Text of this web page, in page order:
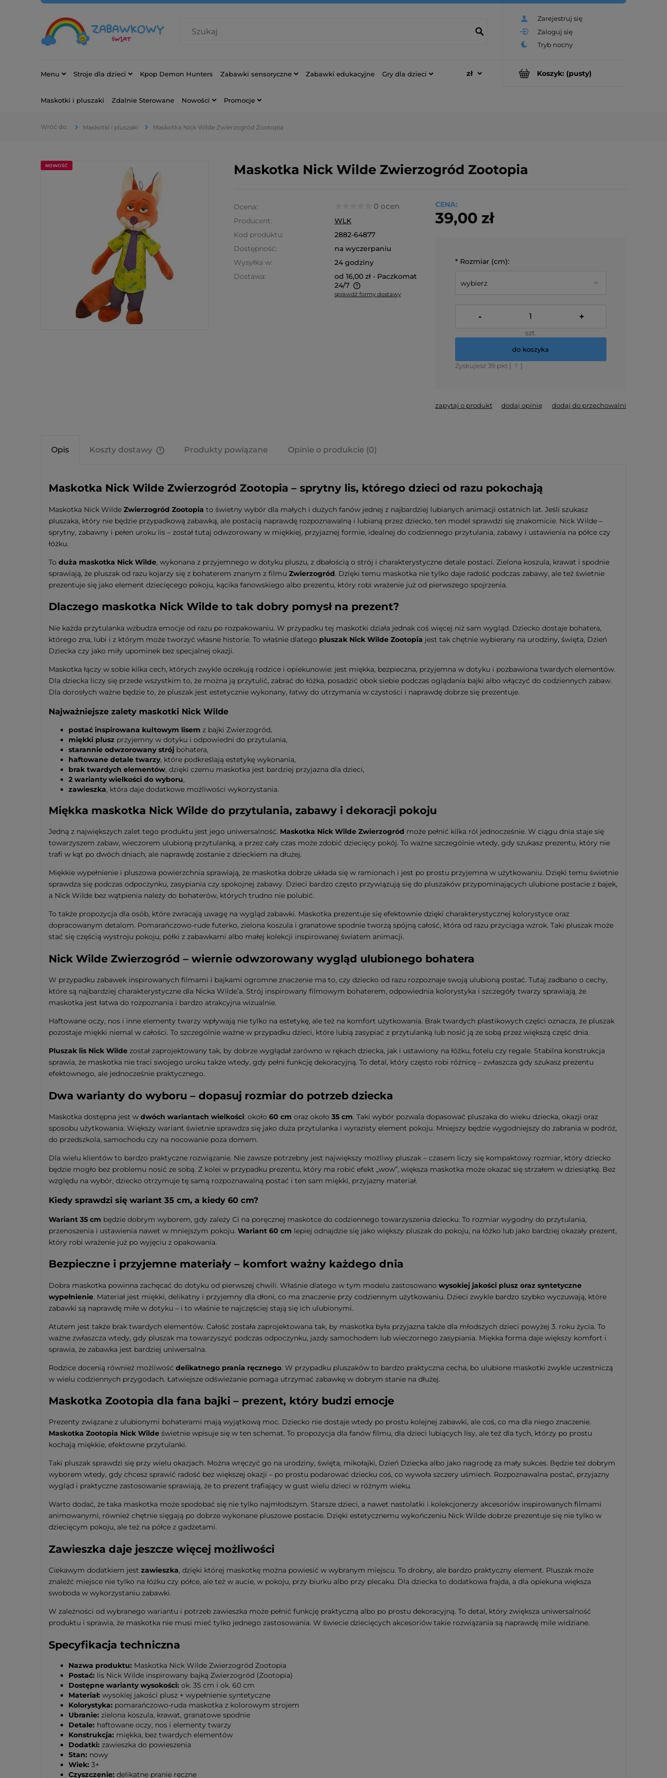
Zarejestruj się
Zaloguj się
Koszyk: (pusty)
Menu Stroje dla dzieci Kpop Demon Hunters Zabawki sensoryczne Zabawki edukacyjne Gry dla dzieci
Maskotki i pluszaki Zdalnie Sterowane Nowości Promocje
Maskotki i pluszaki Maskotka Nick Wilde Zwierzogród Zootopia
Maskotka Nick Wilde Zwierzogród Zootopia
NOWOŚĆ
Ocena: 0 ocen
Producent:
WLK
Kod produktu:
2882-64877
Dostępność:
na wyczerpaniu
Wysyłka w:
24 godziny
Dostawa:
od 16,00 zł - Paczkomat
24/7
sprawdź formy dostawy
CENA:
39,00 zł
* Rozmiar (cm):
- +
szt.
do koszyka
Zyskujesz 39 pkt [ ? ]
zapytaj o produkt dodaj opinię dodaj do przechowalni
Opis Koszty dostawy Produkty powiązane Opinie o produkcie (0)
Maskotka Nick Wilde Zwierzogród Zootopia – sprytny lis, którego dzieci od razu pokochają
Maskotka Nick Wilde Zwierzogród Zootopia to świetny wybór dla małych i dużych fanów jednej z najbardziej lubianych animacji ostatnich lat. Jeśli szukasz
pluszaka, który nie będzie przypadkową zabawką, ale postacią naprawdę rozpoznawalną i lubianą przez dziecko, ten model sprawdzi się znakomicie. Nick Wilde –
sprytny, zabawny i pełen uroku lis – został tutaj odwzorowany w miękkiej, przyjaznej formie, idealnej do codziennego przytulania, zabawy i ustawienia na półce czy
łóżku.
To duża maskotka Nick Wilde, wykonana z przyjemnego w dotyku pluszu, z dbałością o strój i charakterystyczne detale postaci. Zielona koszula, krawat i spodnie
sprawiają, że pluszak od razu kojarzy się z bohaterem znanym z filmu Zwierzogród. Dzięki temu maskotka nie tylko daje radość podczas zabawy, ale też świetnie
prezentuje się jako element dziecięcego pokoju, kącika fanowskiego albo prezentu, który robi wrażenie już od pierwszego spojrzenia.
Dlaczego maskotka Nick Wilde to tak dobry pomysł na prezent?
Nie każda przytulanka wzbudza emocje od razu po rozpakowaniu. W przypadku tej maskotki działa jednak coś więcej niż sam wygląd. Dziecko dostaje bohatera,
którego zna, lubi i z którym może tworzyć własne historie. To właśnie dlatego pluszak Nick Wilde Zootopia jest tak chętnie wybierany na urodziny, święta, Dzień
Dziecka czy jako miły upominek bez specjalnej okazji.
Maskotka łączy w sobie kilka cech, których zwykle oczekują rodzice i opiekunowie: jest miękka, bezpieczna, przyjemna w dotyku i pozbawiona twardych elementów.
Dla dziecka liczy się przede wszystkim to, że można ją przytulić, zabrać do łóżka, posadzić obok siebie podczas oglądania bajki albo włączyć do codziennych zabaw.
Dla dorosłych ważne będzie to, że pluszak jest estetycznie wykonany, łatwy do utrzymania w czystości i naprawdę dobrze się prezentuje.
Najważniejsze zalety maskotki Nick Wilde
postać inspirowana kultowym lisem z bajki Zwierzogród,
miękki plusz przyjemny w dotyku i odpowiedni do przytulania,
starannie odwzorowany strój bohatera,
haftowane detale twarzy, które podkreślają estetykę wykonania,
brak twardych elementów, dzięki czemu maskotka jest bardziej przyjazna dla dzieci,
2 warianty wielkości do wyboru,
zawieszka, która daje dodatkowe możliwości wykorzystania.
Miękka maskotka Nick Wilde do przytulania, zabawy i dekoracji pokoju
Jedną z największych zalet tego produktu jest jego uniwersalność. Maskotka Nick Wilde Zwierzogród może pełnić kilka ról jednocześnie. W ciągu dnia staje się
towarzyszem zabaw, wieczorem ulubioną przytulanką, a przez cały czas może zdobić dziecięcy pokój. To ważne szczególnie wtedy, gdy szukasz prezentu, który nie
trafi w kąt po dwóch dniach, ale naprawdę zostanie z dzieckiem na dłużej.
Miękkie wypełnienie i pluszowa powierzchnia sprawiają, że maskotka dobrze układa się w ramionach i jest po prostu przyjemna w użytkowaniu. Dzięki temu świetnie
sprawdza się podczas odpoczynku, zasypiania czy spokojnej zabawy. Dzieci bardzo często przywiązują się do pluszaków przypominających ulubione postacie z bajek,
a Nick Wilde bez wątpienia należy do bohaterów, których trudno nie polubić.
To także propozycja dla osób, które zwracają uwagę na wygląd zabawki. Maskotka prezentuje się efektownie dzięki charakterystycznej kolorystyce oraz
dopracowanym detalom. Pomarańczowo-rude futerko, zielona koszula i granatowe spodnie tworzą spójną całość, która od razu przyciąga wzrok. Taki pluszak może
stać się częścią wystroju pokoju, półki z zabawkami albo małej kolekcji inspirowanej światem animacji.
Nick Wilde Zwierzogród – wiernie odwzorowany wygląd ulubionego bohatera
W przypadku zabawek inspirowanych filmami i bajkami ogromne znaczenie ma to, czy dziecko od razu rozpoznaje swoją ulubioną postać. Tutaj zadbano o cechy,
które są najbardziej charakterystyczne dla Nicka Wilde’a. Strój inspirowany filmowym bohaterem, odpowiednia kolorystyka i szczegóły twarzy sprawiają, że
maskotka jest łatwa do rozpoznania i bardzo atrakcyjna wizualnie.
Haftowane oczy, nos i inne elementy twarzy wpływają nie tylko na estetykę, ale też na komfort użytkowania. Brak twardych plastikowych części oznacza, że pluszak
pozostaje miękki niemal w całości. To szczególnie ważne w przypadku dzieci, które lubią zasypiać z przytulanką lub nosić ją ze sobą przez większą część dnia.
Pluszak lis Nick Wilde został zaprojektowany tak, by dobrze wyglądał zarówno w rękach dziecka, jak i ustawiony na łóżku, fotelu czy regale. Stabilna konstrukcja
sprawia, że maskotka nie traci swojego uroku także wtedy, gdy pełni funkcję dekoracyjną. To detal, który często robi różnicę – zwłaszcza gdy szukasz prezentu
efektownego, ale jednocześnie praktycznego.
Dwa warianty do wyboru – dopasuj rozmiar do potrzeb dziecka
Maskotka dostępna jest w dwóch wariantach wielkości: około 60 cm oraz około 35 cm. Taki wybór pozwala dopasować pluszaka do wieku dziecka, okazji oraz
sposobu użytkowania. Większy wariant świetnie sprawdza się jako duża przytulanka i wyrazisty element pokoju. Mniejszy będzie wygodniejszy do zabrania w podróż,
do przedszkola, samochodu czy na nocowanie poza domem.
Dla wielu klientów to bardzo praktyczne rozwiązanie. Nie zawsze potrzebny jest największy możliwy pluszak – czasem liczy się kompaktowy rozmiar, który dziecko
będzie mogło bez problemu nosić ze sobą. Z kolei w przypadku prezentu, który ma robić efekt „wow”, większa maskotka może okazać się strzałem w dziesiątkę. Bez
względu na wybór, dziecko otrzymuje tę samą rozpoznawalną postać i ten sam miękki, przyjazny materiał.
Kiedy sprawdzi się wariant 35 cm, a kiedy 60 cm?
Wariant 35 cm będzie dobrym wyborem, gdy zależy Ci na poręcznej maskotce do codziennego towarzyszenia dziecku. To rozmiar wygodny do przytulania,
przenoszenia i ustawienia nawet w mniejszym pokoju. Wariant 60 cm lepiej odnajdzie się jako większy pluszak do pokoju, na łóżko lub jako bardziej okazały prezent,
który robi wrażenie już po wyjęciu z opakowania.
Bezpieczne i przyjemne materiały – komfort ważny każdego dnia
Dobra maskotka powinna zachęcać do dotyku od pierwszej chwili. Właśnie dlatego w tym modelu zastosowano wysokiej jakości plusz oraz syntetyczne
wypełnienie. Materiał jest miękki, delikatny i przyjemny dla dłoni, co ma znaczenie przy codziennym użytkowaniu. Dzieci zwykle bardzo szybko wyczuwają, które
zabawki są naprawdę miłe w dotyku – i to właśnie te najczęściej stają się ich ulubionymi.
Atutem jest także brak twardych elementów. Całość została zaprojektowana tak, by maskotka była przyjazna także dla młodszych dzieci powyżej 3. roku życia. To
ważne zwłaszcza wtedy, gdy pluszak ma towarzyszyć podczas odpoczynku, jazdy samochodem lub wieczornego zasypiania. Miękka forma daje większy komfort i
sprawia, że zabawka jest bardziej uniwersalna.
Rodzice docenią również możliwość delikatnego prania ręcznego. W przypadku pluszaków to bardzo praktyczna cecha, bo ulubione maskotki zwykle uczestniczą
w wielu codziennych przygodach. Łatwiejsze odświeżanie pomaga utrzymać zabawkę w dobrym stanie na dłużej.
Maskotka Zootopia dla fana bajki – prezent, który budzi emocje
Prezenty związane z ulubionymi bohaterami mają wyjątkową moc. Dziecko nie dostaje wtedy po prostu kolejnej zabawki, ale coś, co ma dla niego znaczenie.
Maskotka Zootopia Nick Wilde świetnie wpisuje się w ten schemat. To propozycja dla fanów filmu, dla dzieci lubiących lisy, ale też dla tych, którzy po prostu
kochają miękkie, efektowne przytulanki.
Taki pluszak sprawdzi się przy wielu okazjach. Można wręczyć go na urodziny, święta, mikołajki, Dzień Dziecka albo jako nagrodę za mały sukces. Będzie też dobrym
wyborem wtedy, gdy chcesz sprawić radość bez większej okazji – po prostu podarować dziecku coś, co wywoła szczery uśmiech. Rozpoznawalna postać, przyjazny
wygląd i praktyczne zastosowanie sprawiają, że to prezent trafiający w gust wielu dzieci w różnym wieku.
Warto dodać, że taka maskotka może spodobać się nie tylko najmłodszym. Starsze dzieci, a nawet nastolatki i kolekcjonerzy akcesoriów inspirowanych filmami
animowanymi, również chętnie sięgają po dobrze wykonane pluszowe postacie. Dzięki estetycznemu wykończeniu Nick Wilde dobrze prezentuje się nie tylko w
dziecięcym pokoju, ale też na półce z gadżetami.
Zawieszka daje jeszcze więcej możliwości
Ciekawym dodatkiem jest zawieszka, dzięki której maskotkę można powiesić w wybranym miejscu. To drobny, ale bardzo praktyczny element. Pluszak może
znaleźć miejsce nie tylko na łóżku czy półce, ale też w aucie, w pokoju, przy biurku albo przy plecaku. Dla dziecka to dodatkowa frajda, a dla opiekuna większa
swoboda w wykorzystaniu zabawki.
W zależności od wybranego wariantu i potrzeb zawieszka może pełnić funkcję praktyczną albo po prostu dekoracyjną. To detal, który zwiększa uniwersalność
produktu i sprawia, że maskotka nie musi mieć tylko jednego zastosowania. W świecie dziecięcych akcesoriów takie rozwiązania są naprawdę mile widziane.
Specyfikacja techniczna
Nazwa produktu: Maskotka Nick Wilde Zwierzogród Zootopia
Postać: lis Nick Wilde inspirowany bajką Zwierzogród (Zootopia)
Dostępne warianty wysokości: ok. 35 cm i ok. 60 cm
Materiał: wysokiej jakości plusz + wypełnienie syntetyczne
Kolorystyka: pomarańczowo-ruda maskotka z kolorowym strojem
Ubranie: zielona koszula, krawat, granatowe spodnie
Detale: haftowane oczy, nos i elementy twarzy
Konstrukcja: miękka, bez twardych elementów
Dodatki: zawieszka do powieszenia
Stan: nowy
Wiek: 3+
Czyszczenie: delikatne pranie ręczne